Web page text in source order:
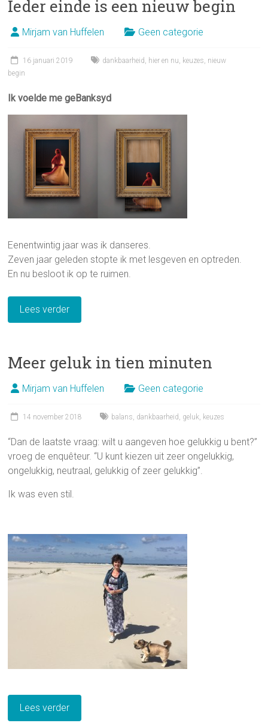
Ieder einde is een nieuw begin
Mirjam van Huffelen Geen categorie
16 januari 2019 dankbaarheid hier en nu keuzes nieuw
begin
Ik voelde me geBanksyd
Eenentwintig jaar was ik danseres.
Zeven jaar geleden stopte ik met lesgeven en optreden.
En nu besloot ik op te ruimen.
Lees verder
Meer geluk in tien minuten
Mirjam van Huffelen Geen categorie
14 november 2018 balans dankbaarheid geluk keuzes
“Dan de laatste vraag: wilt u aangeven hoe gelukkig u bent?”
vroeg de enquêteur. “U kunt kiezen uit zeer ongelukkig,
ongelukkig, neutraal, gelukkig of zeer gelukkig”.
Ik was even stil.
Lees verder